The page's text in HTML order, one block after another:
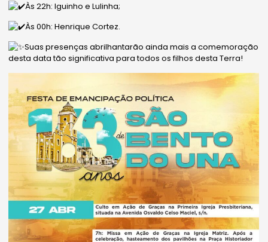
Às 22h: Iguinho e Lulinha;
Às 00h: Henrique Cortez.
Suas presenças abrilhantarão ainda mais a comemoração
desta data tão significativa para todos os filhos desta Terra!